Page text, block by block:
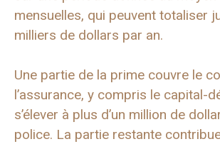
mensuelles, qui peuvent totaliser
milliers de dollars par an.
Une partie de la prime couvre le
l’assurance, y compris le capital-
s’élever à plus d’un million de
police. La partie restante